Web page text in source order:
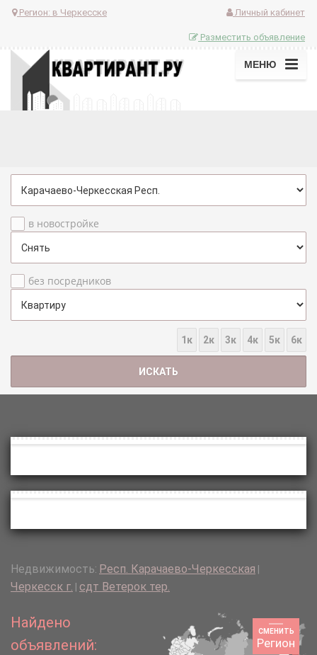
Регион: в Черкесске Личный кабинет
Разместить объявление
МЕНЮ
в новостройке
без посредников
1к 2к 3к 4к 5к 6к
Недвижимость: Респ. Карачаево-Черкесская
Черкесск г. сдт Ветерок тер.
СМЕНИТЬ
Регион
Найдено
объявлений: